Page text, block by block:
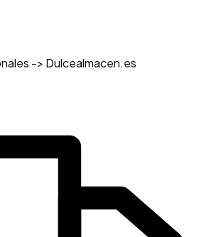
-> Dulcealmacen.es